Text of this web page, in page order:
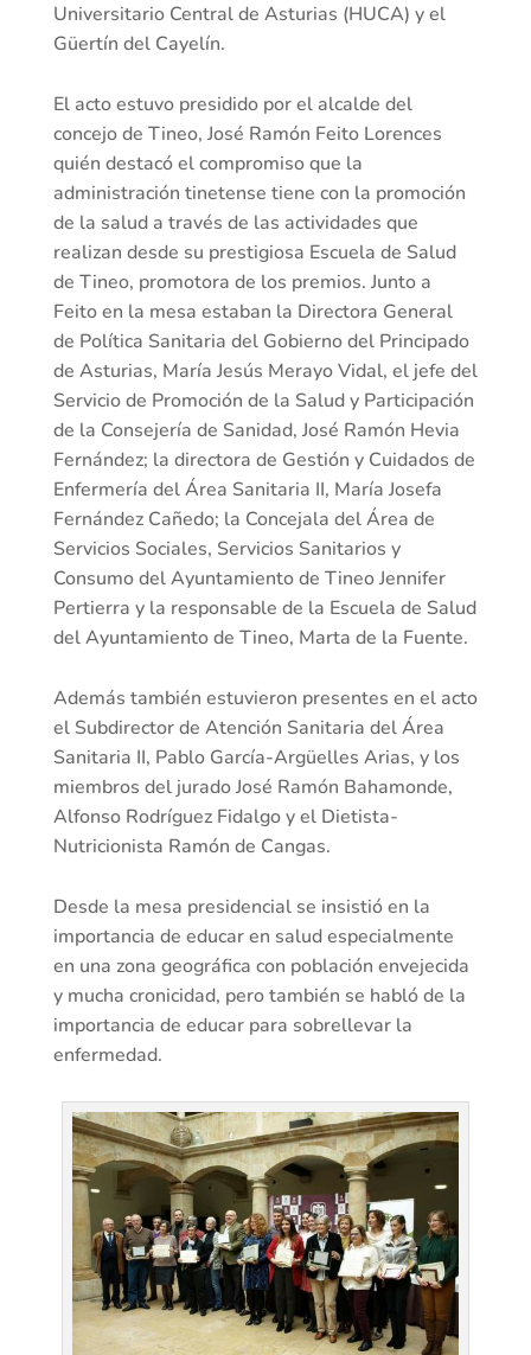
Universitario Central de Asturias (HUCA) y el
Güertín del Cayelín.
El acto estuvo presidido por el alcalde del
concejo de Tineo, José Ramón Feito Lorences
quién destacó el compromiso que la
administración tinetense tiene con la promoción
de la salud a través de las actividades que
realizan desde su prestigiosa Escuela de Salud
de Tineo, promotora de los premios. Junto a
Feito en la mesa estaban la Directora General
de Política Sanitaria del Gobierno del Principado
de Asturias, María Jesús Merayo Vidal, el jefe del
Servicio de Promoción de la Salud y Participación
de la Consejería de Sanidad, José Ramón Hevia
Fernández; la directora de Gestión y Cuidados de
Enfermería del Área Sanitaria II, María Josefa
Fernández Cañedo; la Concejala del Área de
Servicios Sociales, Servicios Sanitarios y
Consumo del Ayuntamiento de Tineo Jennifer
Pertierra y la responsable de la Escuela de Salud
del Ayuntamiento de Tineo, Marta de la Fuente.
Además también estuvieron presentes en el acto
el Subdirector de Atención Sanitaria del Área
Sanitaria II, Pablo García-Argüelles Arias, y los
miembros del jurado José Ramón Bahamonde,
Alfonso Rodríguez Fidalgo y el Dietista-
Nutricionista Ramón de Cangas.
Desde la mesa presidencial se insistió en la
importancia de educar en salud especialmente
en una zona geográfica con población envejecida
y mucha cronicidad, pero también se habló de la
importancia de educar para sobrellevar la
enfermedad.